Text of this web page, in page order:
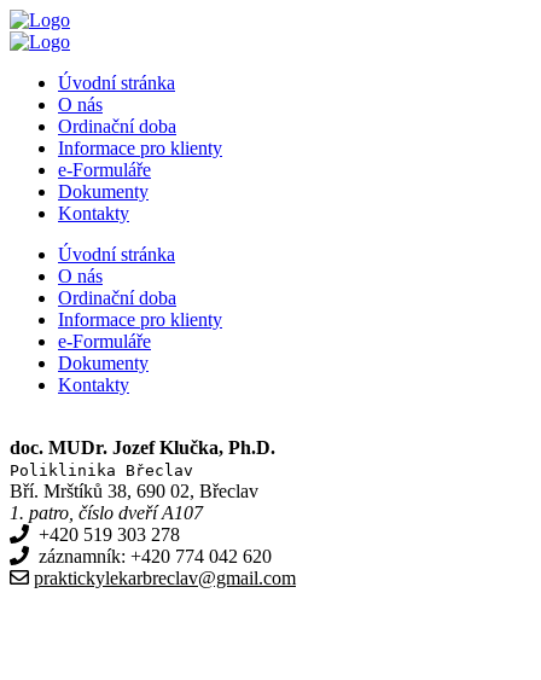
Skip
to
contentÚvodní stránka
O nás
Ordinační doba
Informace pro klienty
e-Formuláře
Dokumenty
Kontakty
Úvodní stránka
O nás
Ordinační doba
Informace pro klienty
e-Formuláře
Dokumenty
Kontakty
doc. MUDr. Jozef Klučka, Ph.D.
Poliklinika Břeclav
Bří. Mrštíků 38, 690 02, Břeclav
1. patro, číslo dveří A107
+420 519 303 278
záznamník: +420 774 042 620
praktickylekarbreclav@gmail.com